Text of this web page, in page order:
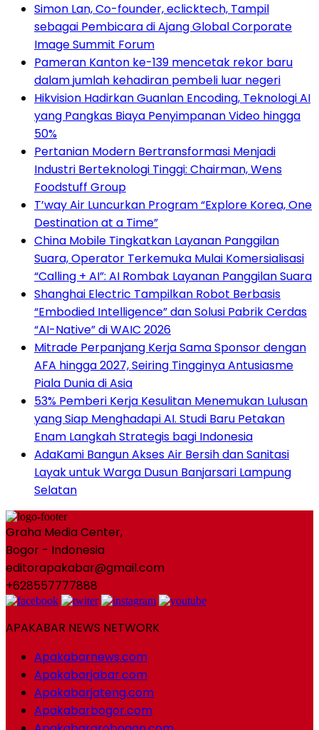
Simon Lan, Co-founder, eclicktech, Tampil
sebagai Pembicara di Ajang Global Corporate
Image Summit Forum
Pameran Kanton ke-139 mencetak rekor baru
dalam jumlah kehadiran pembeli luar negeri
Hikvision Hadirkan Guanlan Encoding, Teknologi AI
yang Pangkas Biaya Penyimpanan Video hingga
50%
Pertanian Modern Bertransformasi Menjadi
Industri Berteknologi Tinggi: Chairman, Wens
Foodstuff Group
T’way Air Luncurkan Program “Explore Korea, One
Destination at a Time”
China Mobile Tingkatkan Layanan Panggilan
Suara, Operator Terkemuka Mulai Komersialisasi
“Calling + AI”: AI Rombak Layanan Panggilan Suara
Shanghai Electric Tampilkan Robot Berbasis
“Embodied Intelligence” dan Solusi Pabrik Cerdas
“AI-Native” di WAIC 2026
Mitrade Perpanjang Kerja Sama Sponsor dengan
AFA hingga 2027, Seiring Tingginya Antusiasme
Piala Dunia di Asia
53% Pemberi Kerja Kesulitan Menemukan Lulusan
yang Siap Menghadapi AI. Studi Baru Petakan
Enam Langkah Strategis bagi Indonesia
AdaKami Bangun Akses Air Bersih dan Sanitasi
Layak untuk Warga Dusun Banjarsari Lampung
Selatan
Graha Media Center,
Bogor - Indonesia
editorapakabar@gmail.com
+628557777888
APAKABAR NEWS NETWORK
Apakabarnews.com
Apakabarjabar.com
Apakabarjateng.com
Apakabarbogor.com